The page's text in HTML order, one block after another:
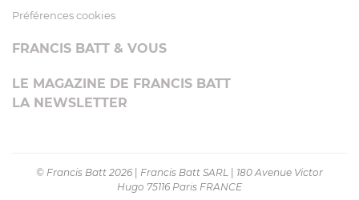
Préférences cookies
FRANCIS BATT & VOUS
LE MAGAZINE DE FRANCIS BATT
LA NEWSLETTER
© Francis Batt 2026 Francis Batt SARL
180 Avenue Victor
Hugo 75116 Paris FRANCE